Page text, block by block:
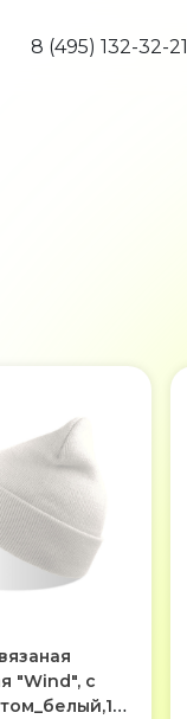
8 (495) 132-32-21
"Wind", с